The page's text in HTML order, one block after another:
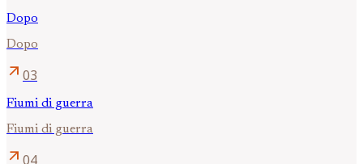
Dopo
Dopo
arrow_outward 03
Fiumi di guerra
Fiumi di guerra
arrow_outward 04